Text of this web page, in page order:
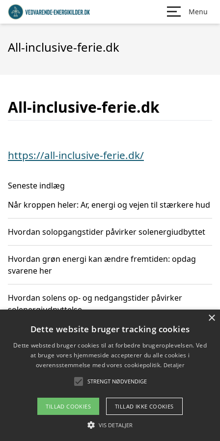
Menu
All-inclusive-ferie.dk
All-inclusive-ferie.dk
https://all-inclusive-ferie.dk/
Seneste indlæg
Når kroppen heler: Ar, energi og vejen til stærkere hud
Hvordan solopgangstider påvirker solenergiudbyttet
Hvordan grøn energi kan ændre fremtiden: opdag
svarene her
Hvordan solens op- og nedgangstider påvirker
solenergiudnyttelse
Hvordan du får svar på energispørgsmål om
vedvarende energikilder
Om / kontakt
Blog Betingelser
×
Dette website bruger tracking cookies
Dette websted bruger cookies til at forbedre brugeroplevelsen. Ved
at bruge vores hjemmeside accepterer du alle cookies i
overensstemmelse med vores cookiepolitik. Detaljer
STRENGT NØDVENDIGE
TILLAD COOKIES TILLAD IKKE COOKIES
VIS DETALJER